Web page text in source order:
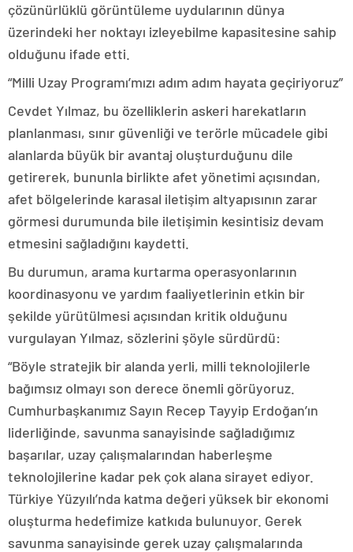
çözünürlüklü görüntüleme uydularının dünya
üzerindeki her noktayı izleyebilme kapasitesine sahip
olduğunu ifade etti.
“Milli Uzay Programı’mızı adım adım hayata geçiriyoruz”
Cevdet Yılmaz, bu özelliklerin askeri harekatların
planlanması, sınır güvenliği ve terörle mücadele gibi
alanlarda büyük bir avantaj oluşturduğunu dile
getirerek, bununla birlikte afet yönetimi açısından,
afet bölgelerinde karasal iletişim altyapısının zarar
görmesi durumunda bile iletişimin kesintisiz devam
etmesini sağladığını kaydetti.
Bu durumun, arama kurtarma operasyonlarının
koordinasyonu ve yardım faaliyetlerinin etkin bir
şekilde yürütülmesi açısından kritik olduğunu
vurgulayan Yılmaz, sözlerini şöyle sürdürdü:
“Böyle stratejik bir alanda yerli, milli teknolojilerle
bağımsız olmayı son derece önemli görüyoruz.
Cumhurbaşkanımız Sayın Recep Tayyip Erdoğan’ın
liderliğinde, savunma sanayisinde sağladığımız
başarılar, uzay çalışmalarından haberleşme
teknolojilerine kadar pek çok alana sirayet ediyor.
Türkiye Yüzyılı’nda katma değeri yüksek bir ekonomi
oluşturma hedefimize katkıda bulunuyor. Gerek
savunma sanayisinde gerek uzay çalışmalarında